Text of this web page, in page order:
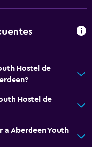
Hostel de
Hostel de
a Aberdeen Youth